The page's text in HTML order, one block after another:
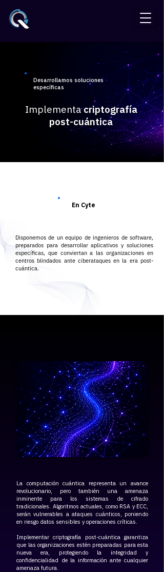
Desarrollamos soluciones
específicas
Implementacriptografía
post-cuántica
En Cyte
Disponemos de un equipo de ingenieros de software,
preparados para desarrollar aplicativos y soluciones
específicas, que conviertan a las organizaciones en
centros blindados ante ciberataques en la era post-
cuántica.
La computación cuántica representa un avance
revolucionario, pero también una amenaza
inminente para los sistemas de cifrado
tradicionales. Algoritmos actuales, como RSA y ECC,
serán vulnerables a ataques cuánticos, poniendo
en riesgo datos sensibles y operaciones críticas.​
Implementar criptografía post-cuántica garantiza
que las organizaciones estén preparadas para esta
nueva era, protegiendo la integridad y
confidencialidad de la información ante cualquier
amenaza futura.